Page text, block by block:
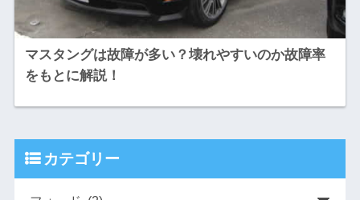
マスタングは故障が多い？壊れやすいのか故障率
をもとに解説！
カテゴリー